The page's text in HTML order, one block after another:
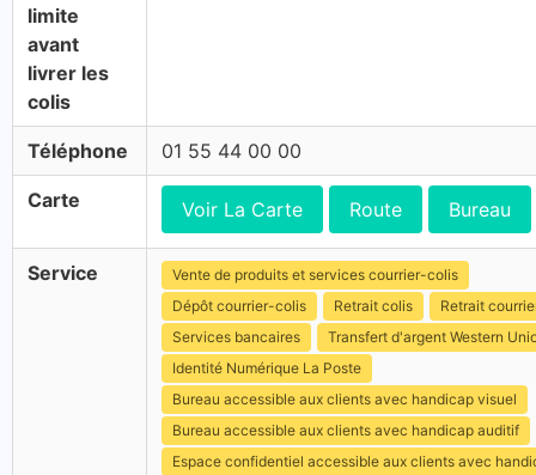
limite
avant
livrer les
colis
Téléphone 01 55 44 00 00
Carte Voir La Carte Route Bureau
Service
Vente de produits et services courrier-colis
Dépôt courrier-colis
Retrait colis
Retrait
Services bancaires
Transfert d'argent Western
Identité Numérique La Poste
Bureau accessible aux clients avec handicap visuel
Bureau accessible aux clients avec handicap auditif
Espace confidentiel accessible aux clients avec